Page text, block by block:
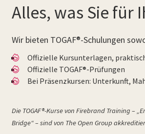
Alles, was Sie
Wir bieten TOGAF®-Schulungen
Offizielle Kursunterlagen,
Offizielle TOGAF®-Prüfungen
Bei Präsenzkursen: Unterkunft,
Die TOGAF®-Kurse von Firebrand Training
Bridge“ – sind von The Open Group